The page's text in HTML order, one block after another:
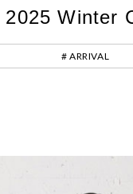
2025 Winter
# ARRIVAL